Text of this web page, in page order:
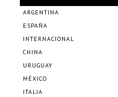
ARGENTINA
ESPAÑA
INTERNACIONAL
CHINA
URUGUAY
MÉXICO
ITALIA